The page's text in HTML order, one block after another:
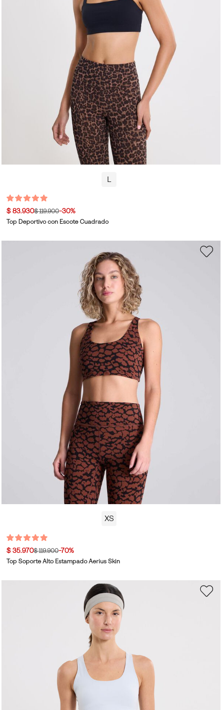
L
$ 83.930$ 119.900-30%
Top Deportivo con Escote Cuadrado
XS
$ 35.970$ 119.900-70%
Top Soporte Alto Estampado Aerius Skin